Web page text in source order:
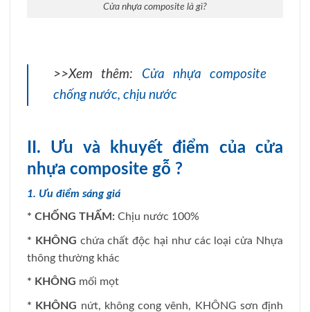
Cửa nhựa composite là gì?
>>Xem thêm: Cửa nhựa composite
chống nước, chịu nước
II. Ưu và khuyết điểm của cửa
nhựa composite gỗ ?
1. Ưu điểm sáng giá
* CHỐNG THẤM: Chịu nước 100%
* KHÔNG chứa chất độc hại như các loại cửa Nhựa
thông thường khác
* KHÔNG mối mọt
* KHÔNG nứt, không cong vênh, KHÔNG sơn định